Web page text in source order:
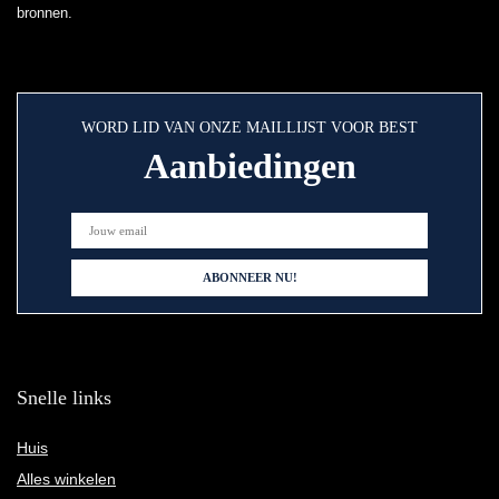
bronnen.
WORD LID VAN ONZE MAILLIJST VOOR BEST
Aanbiedingen
Snelle links
Huis
Alles winkelen